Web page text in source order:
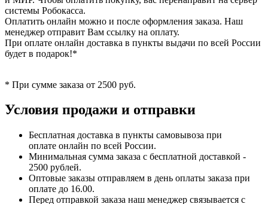
системы Робокасса.
Оплатить онлайн можно и после оформления заказа. Наш
менеджер отправит Вам ссылку на оплату.
При оплате онлайн доставка в пункты выдачи по всей России
будет в подарок!*
* При сумме заказа от 2500 руб.
Условия продажи и отправки
Бесплатная доставка в пункты самовывоза при
оплате онлайн по всей России.
Минимальная сумма заказа с бесплатной доставкой -
2500 рублей.
Оптовые заказы отправляем в день оплаты заказа при
оплате до 16.00.
Перед отправкой заказа наш менеджер связывается с